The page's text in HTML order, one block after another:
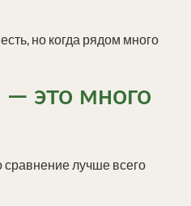
но когда рядом много
— это много
сравнение лучше всего